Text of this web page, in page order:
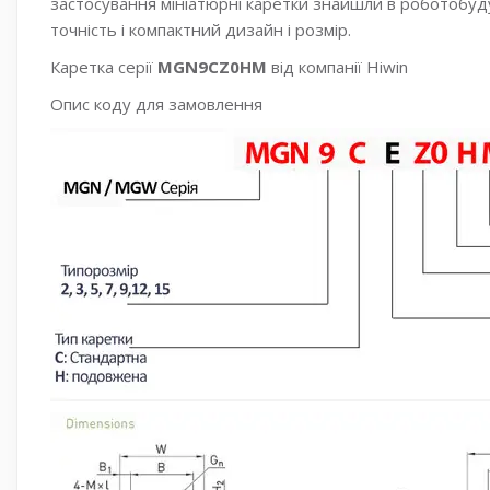
точність і компактний дизайн і розмір.
Каретка серії MGN9CZ0HM від компанії Hiwin
Опис коду для замовлення